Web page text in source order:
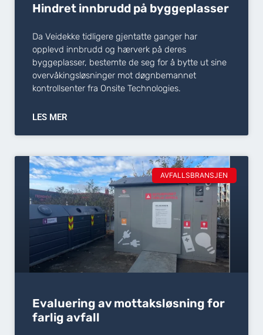
Hindret innbrudd på byggeplasser
Da Veidekke tidligere gjentatte ganger har
opplevd innbrudd og hærverk på deres
byggeplasser, bestemte de seg for å bytte ut sine
overvåkingsløsninger mot døgnbemannet
kontrollsenter fra Onsite Technologies.
LES MER
AVFALLSBRANSJEN
Evaluering av mottaksløsning for
farlig avfall